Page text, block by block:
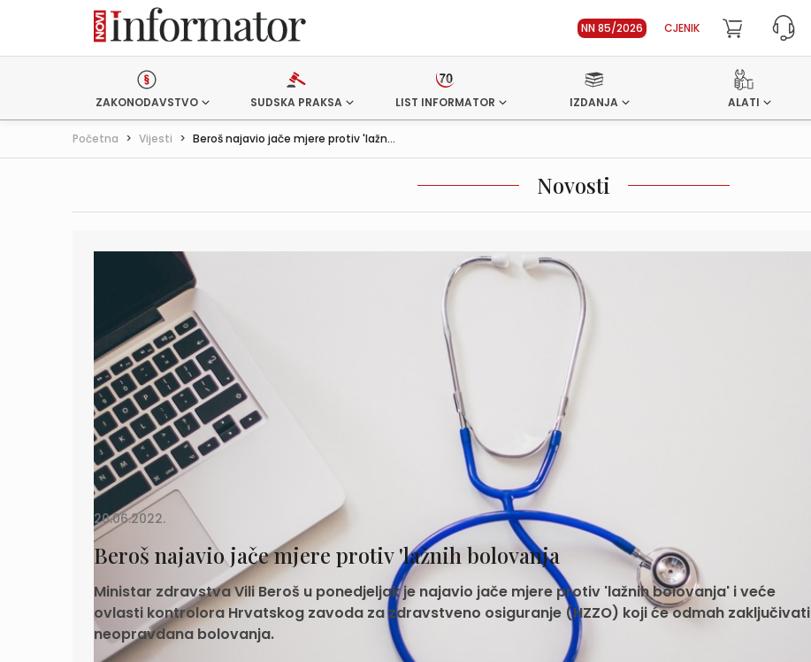
NN 85/2026 CJENIK
ZAKONODAVSTVO SUDSKA PRAKSA LIST INFORMATOR IZDANJA ALATI
Početna > Vijesti > Beroš najavio jače mjere protiv 'lažn...
Novosti
20.06.2022.
Beroš najavio jače mjere protiv 'lažnih bolovanja
Ministar zdravstva Vili Beroš u ponedjeljak je najavio jače mjere protiv 'lažnih bolovanja' i veće
ovlasti kontrolora Hrvatskog zavoda za zdravstveno osiguranje (HZZO) koji će odmah zaključivati
neopravdana bolovanja.